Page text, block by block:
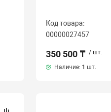
Код товара:
00000027457
350 500 ₸ / шт.
Наличие: 1 шт.